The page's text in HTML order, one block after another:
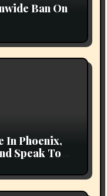
Ban On
In Phoenix,
Speak To